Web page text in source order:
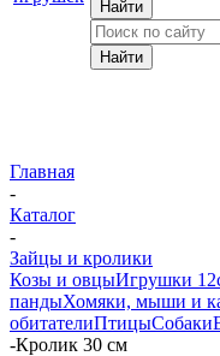
Главная
-
Каталог
-
Зайцы и кролики
Козы и овцыИгрушки
пандыХомяки, мыши и
обитателиПтицыСобаки
-Кролик 30 см